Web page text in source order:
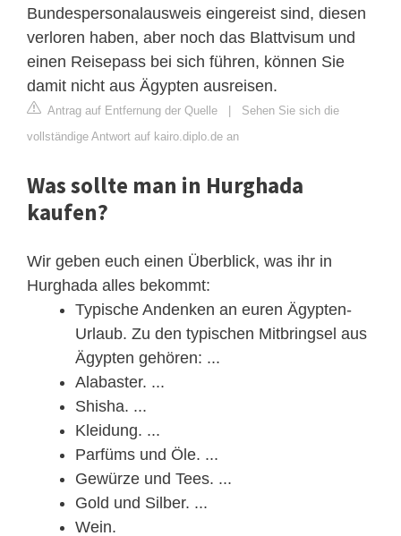
Bundespersonalausweis eingereist sind, diesen
verloren haben, aber noch das Blattvisum und
einen Reisepass bei sich führen, können Sie
damit nicht aus Ägypten ausreisen.
Antrag auf Entfernung der Quelle | Sehen Sie sich die
vollständige Antwort auf kairo.diplo.de an
Was sollte man in Hurghada
kaufen?
Wir geben euch einen Überblick, was ihr in
Hurghada alles bekommt:
Typische Andenken an euren Ägypten-
Urlaub. Zu den typischen Mitbringsel aus
Ägypten gehören: ...
Alabaster. ...
Shisha. ...
Kleidung. ...
Parfüms und Öle. ...
Gewürze und Tees. ...
Gold und Silber. ...
Wein.